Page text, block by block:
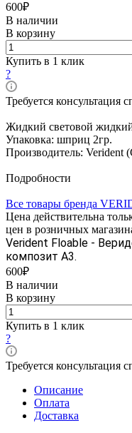
600₽
В наличии
В корзину
Купить в 1 клик
?
Требуется консультация
Жидкий световой
Упаковка: шприц 2гр.
Производитель:
Подробности
Все товары бренда
Цена действительна
цен в розничных
Verident Floable -
композит А3.
600₽
В наличии
В корзину
Купить в 1 клик
?
Требуется консультация
Описание
Оплата
Доставка